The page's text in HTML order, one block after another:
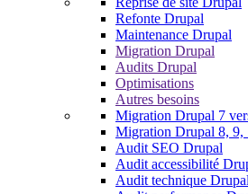
Refonte Drupal
Maintenance Drupal
Migration Drupal
Audits Drupal
Optimisations
Autres besoins
Migration Drupal 7
Migration Drupal 8, 9,
Audit SEO Drupal
Audit accessibilité
Audit technique Drupal